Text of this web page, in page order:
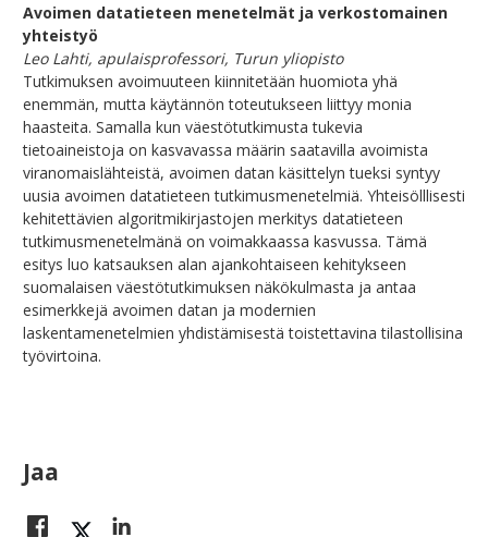
Avoimen datatieteen menetelmät ja verkostomainen
yhteistyö
Leo Lahti, apulaisprofessori, Turun yliopisto
Tutkimuksen avoimuuteen kiinnitetään huomiota yhä
enemmän, mutta käytännön toteutukseen liittyy monia
haasteita. Samalla kun väestötutkimusta tukevia
tietoaineistoja on kasvavassa määrin saatavilla avoimista
viranomaislähteistä, avoimen datan käsittelyn tueksi syntyy
uusia avoimen datatieteen tutkimusmenetelmiä. Yhteisölllisesti
kehitettävien algoritmikirjastojen merkitys datatieteen
tutkimusmenetelmänä on voimakkaassa kasvussa. Tämä
esitys luo katsauksen alan ajankohtaiseen kehitykseen
suomalaisen väestötutkimuksen näkökulmasta ja antaa
esimerkkejä avoimen datan ja modernien
laskentamenetelmien yhdistämisestä toistettavina tilastollisina
työvirtoina.
Jaa